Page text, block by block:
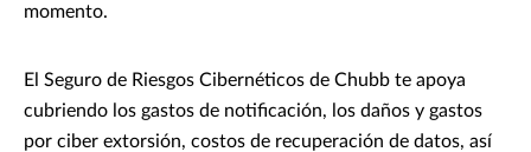
momento.
El Seguro de Riesgos Cibernéticos de Chubb te apoya
cubriendo los gastos de notificación, los daños y gastos
por ciber extorsión, costos de recuperación de datos, así